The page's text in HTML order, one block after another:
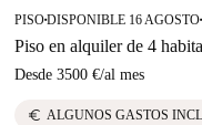
PISO■DISPONIBLE 16 AGOSTO■
Piso en alquiler de 4
Desde 3500 €/al mes
euro ALGUNOS GASTOS